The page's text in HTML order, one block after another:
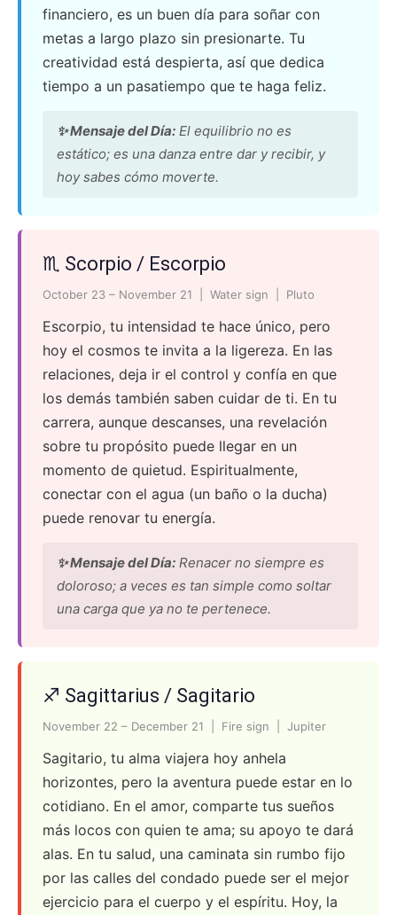
financiero, es un buen día para soñar con
metas a largo plazo sin presionarte. Tu
creatividad está despierta, así que dedica
tiempo a un pasatiempo que te haga feliz.
✨ Mensaje del Día: El equilibrio no es
estático; es una danza entre dar y recibir, y
hoy sabes cómo moverte.
♏ Scorpio / Escorpio
October 23 – November 21 | Water sign | Pluto
Escorpio, tu intensidad te hace único, pero
hoy el cosmos te invita a la ligereza. En las
relaciones, deja ir el control y confía en que
los demás también saben cuidar de ti. En tu
carrera, aunque descanses, una revelación
sobre tu propósito puede llegar en un
momento de quietud. Espiritualmente,
conectar con el agua (un baño o la ducha)
puede renovar tu energía.
✨ Mensaje del Día: Renacer no siempre es
doloroso; a veces es tan simple como soltar
una carga que ya no te pertenece.
♐ Sagittarius / Sagitario
November 22 – December 21 | Fire sign | Jupiter
Sagitario, tu alma viajera hoy anhela
horizontes, pero la aventura puede estar en lo
cotidiano. En el amor, comparte tus sueños
más locos con quien te ama; su apoyo te dará
alas. En tu salud, una caminata sin rumbo fijo
por las calles del condado puede ser el mejor
ejercicio para el cuerpo y el espíritu. Hoy, la